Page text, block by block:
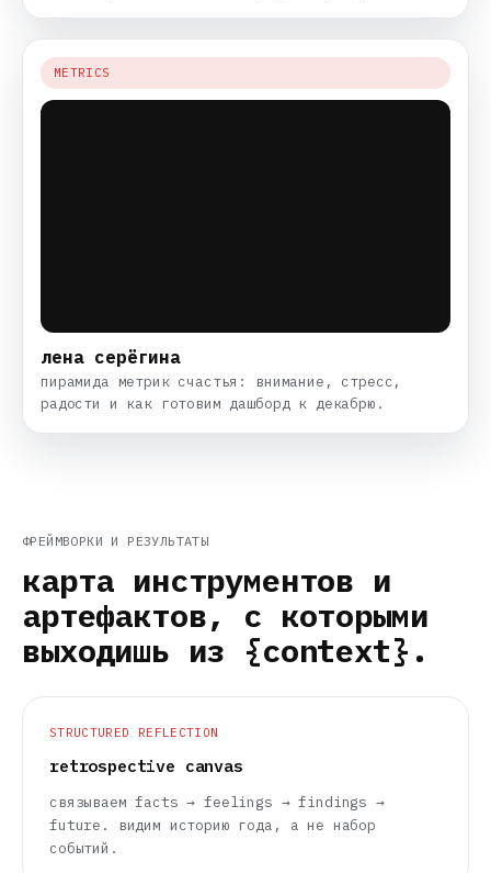
METRICS
лена серёгина
пирамида метрик счастья: внимание, стресс,
радости и как готовим дашборд к декабрю.
ФРЕЙМВОРКИ И РЕЗУЛЬТАТЫ
карта инструментов и
артефактов, с которыми
выходишь из {context}.
STRUCTURED REFLECTION
retrospective canvas
связываем facts → feelings → findings →
future. видим историю года, а не набор
событий.